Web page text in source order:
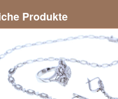
Produkte